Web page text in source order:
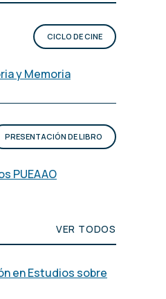
CICLO DE CINE
y Memoria
PRESENTACIÓN DE LIBRO
PUEAAO
VER TODOS
en Estudios sobre